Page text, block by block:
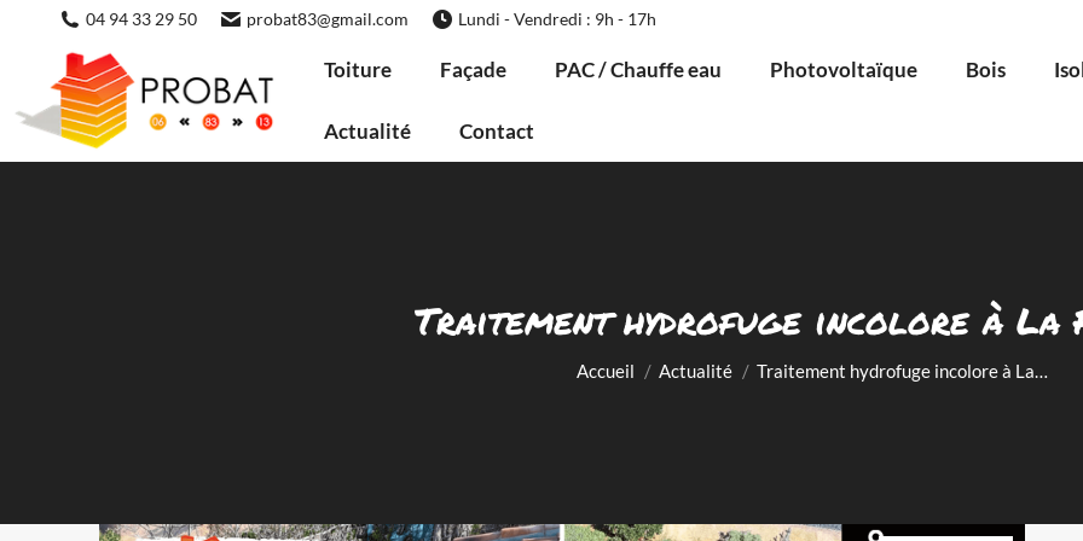
04 94 33 29 50 probat83@gmail.com Lundi - Vendredi : 9h - 17h
Toiture Façade PAC / Chauffe eau Photovoltaïque Bois
Actualité Contact
Traitement hydrofuge incolore à La
Vous êtes ici :
Accueil Actualité Traitement hydrofuge incolore à La…